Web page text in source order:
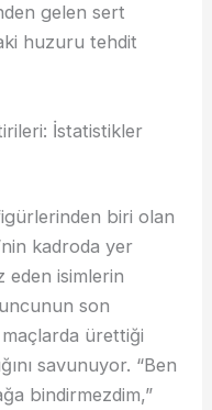
gelen sert
huzuru tehdit
İstatistikler
biri olan
kadroda yer
eden isimlerin
son
maçlarda ürettiği
savunuyor. “Ben
bindirmezdim,”